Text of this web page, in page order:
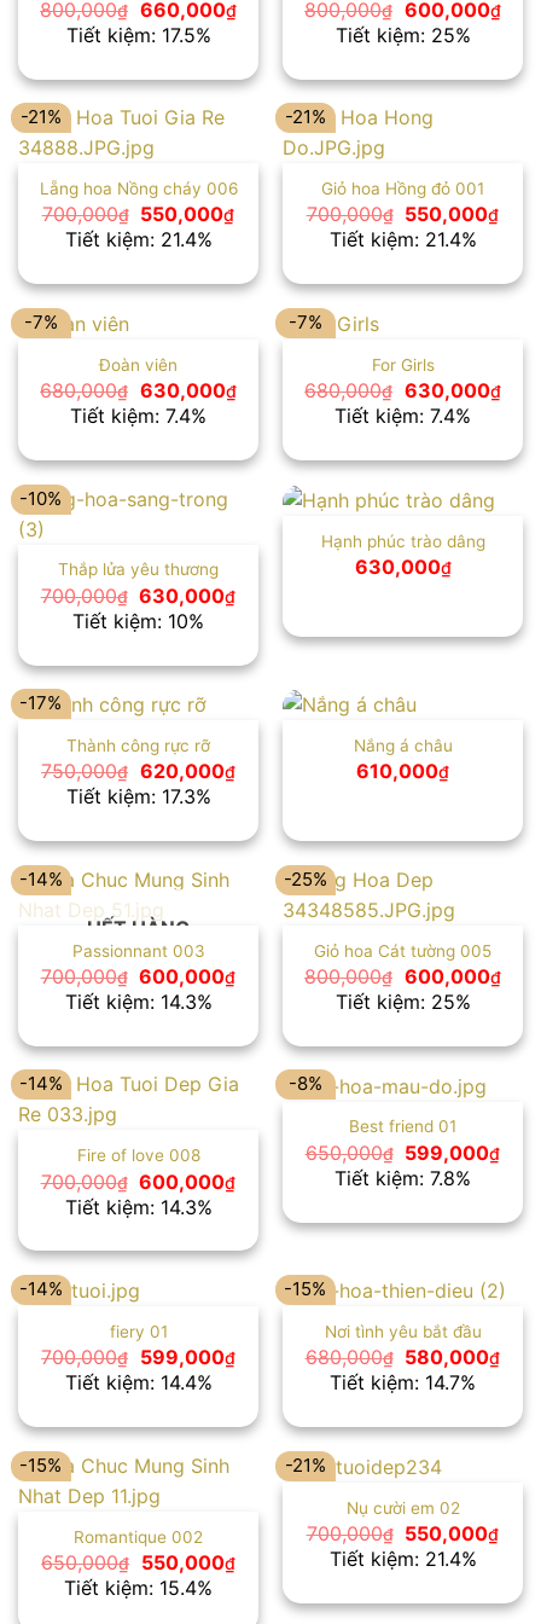
800,000₫ Giá
gốc
là:
660,000₫Giá
hiện
660,000₫.
Tiết kiệm: 17.5%
800,000₫ Giá
gốc
là:
600,000₫Giá
hiện
Tiết kiệm: 25%
-21%
Lẵng hoa Nồng cháy 006
700,000₫
Giá
gốc
là:
550,000₫Giá
550,000₫.
Tiết kiệm: 21.4%
-21%
Giỏ hoa Hồng đỏ 001
700,000₫
Giá
gốc
là:
550,000₫Giá
Tiết kiệm: 21.4%
-7%
Đoàn viên
680,000₫ Giá
gốc
là:
630,000₫Giá
hiện
là:
630,000₫.
Tiết kiệm: 7.4%
-7%
For Girls
680,000₫ Giá
gốc
là:
630,000₫Giá
hiện
là:
Tiết kiệm: 7.4%
-10%
Thắp lửa yêu thương
700,000₫ Giá
gốc
là:
630,000₫Giá
630,000₫.
Tiết kiệm: 10%
Hạnh phúc trào dâng
630,000₫
-17%
Thành công rực rỡ
750,000₫ Giá
gốc
là:
620,000₫Giá
hiện
620,000₫.
Tiết kiệm: 17.3%
Nắng á châu
610,000₫
-14%
HẾT HÀNG
Passionnant 003
700,000₫ Giá
gốc
là:
600,000₫Giá
là:
600,000₫.
Tiết kiệm: 14.3%
-25%
Giỏ hoa Cát tường 005
800,000₫ Giá
gốc
là:
600,000₫Giá
hiện
là:
Tiết kiệm: 25%
-14%
Fire of love 008
700,000₫ Giá
gốc
là:
600,000₫Giá
là:
600,000₫.
Tiết kiệm: 14.3%
-8%
Best friend 01
650,000₫
Giá
gốc
là:
599,000₫Giá
Tiết kiệm: 7.8%
-14%
fiery 01
700,000₫
Giá
gốc
là:
599,000₫Giá
hiện
599,000₫.
Tiết kiệm: 14.4%
-15%
Nơi tình yêu bắt đầu
680,000₫
Giá
gốc
là:
580,000₫Giá
là:
Tiết kiệm: 14.7%
-15%
Romantique 002
650,000₫
Giá
gốc
là:
550,000₫Giá
hiện
Tiết kiệm: 15.4%
-21%
Nụ cười em 02
700,000₫
Giá
gốc
là:
550,000₫Giá
Tiết kiệm: 21.4%